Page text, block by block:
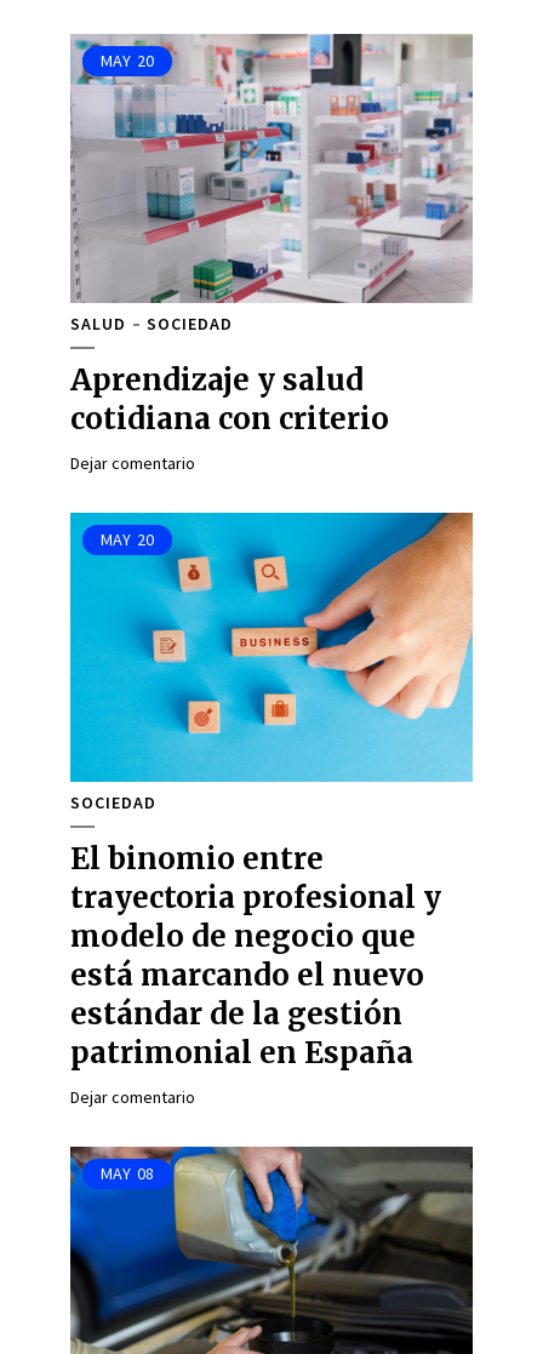
MAY 20
SALUD SOCIEDAD
Aprendizaje y salud
cotidiana con criterio
Dejar comentario
MAY 20
SOCIEDAD
El binomio entre
trayectoria profesional y
modelo de negocio que
está marcando el nuevo
estándar de la gestión
patrimonial en España
Dejar comentario
MAY 08